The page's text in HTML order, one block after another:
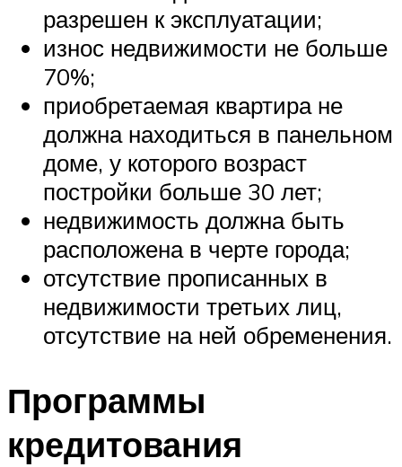
разрешен к эксплуатации;
износ недвижимости не больше
70%;
приобретаемая квартира не
должна находиться в панельном
доме, у которого возраст
постройки больше 30 лет;
недвижимость должна быть
расположена в черте города;
отсутствие прописанных в
недвижимости третьих лиц,
отсутствие на ней обременения.
Программы
кредитования